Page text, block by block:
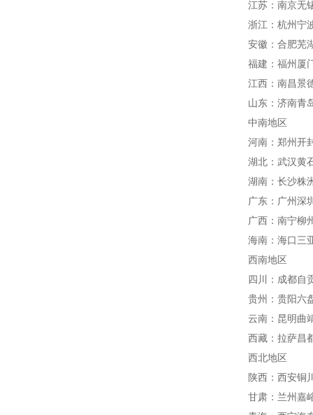
江苏：南京无
浙江：杭州宁
安徽：合肥芜
福建：福州厦
江西：南昌景
山东：济南青
中南地区
河南：郑州开
湖北：武汉黄
湖南：长沙株
广东：广州深
广西：南宁柳
海南：海口三
西南地区
四川：成都自
贵州：贵阳六
云南：昆明曲
西藏：拉萨昌
西北地区
陕西：西安铜
甘肃：兰州嘉